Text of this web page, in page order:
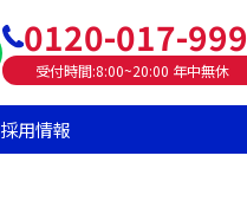
0120-017-999
受付時間:8:00~20:00 年中無休
採用情報